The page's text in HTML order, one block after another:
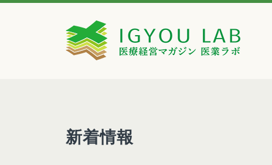
新着情報